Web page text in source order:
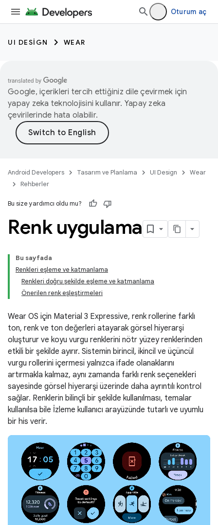
Oturum aç
UI DESIGN WEAR
Google, içerikleri tercih ettiğiniz dile çevirmek için
yapay zeka teknolojisini kullanır. Yapay zeka
çevirilerinde hata olabilir.
Android Developers Tasarım ve Planlama UI Design
Wear
Rehberler
Bu size yardımcı oldu mu?
Renk uygulama
Bu sayfada
Renkleri eşleme ve katmanlama
Renkleri doğru şekilde eşleme ve katmanlama
Önerilen renk eşleştirmeleri
Wear OS için Material 3 Expressive, renk rollerine farklı
ton, renk ve ton değerleri atayarak görsel hiyerarşi
oluşturur ve koyu vurgu renklerini nötr yüzey renklerinden
etkili bir şekilde ayırır. Sistemin birincil, ikincil ve üçüncül
vurgu rollerini içermesi yalnızca ifade olanaklarını
artırmakla kalmaz, aynı zamanda farklı renk seçenekleri
sayesinde görsel hiyerarşi üzerinde daha ayrıntılı kontrol
sağlar. Renklerin bilinçli bir şekilde kullanılması, temalar
kullanılsa bile İzleme kullanıcı arayüzünde tutarlı ve uyumlu
bir his verir.